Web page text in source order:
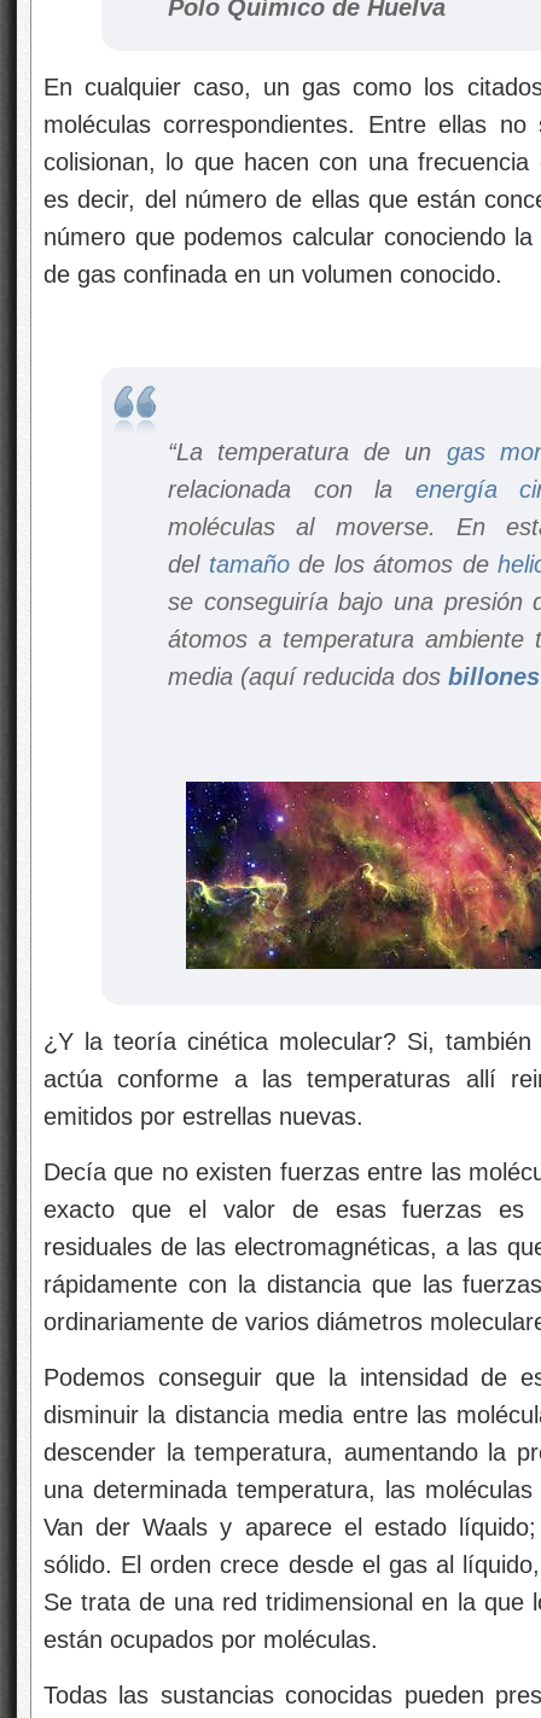
Polo Químico de Huelva
En cualquier caso, un gas como los
moléculas correspondientes. Entre ellas
colisionan, lo que hacen con una
es decir, del número de ellas que están
número que podemos calcular conociendo
de gas confinada en un volumen conocido.
“La temperatura de un gas
relacionada con la energía
moléculas al moverse. En
del tamañode los átomos de
se conseguiría bajo una presión
átomos a temperatura ambiente
media (aquí reducida dos billones
¿Y la teoría cinética molecular? Si,
actúa conforme a las temperaturas allí
emitidos por estrellas nuevas.
Decía que no existen fuerzas entre las
exacto que el valor de esas fuerzas es
residuales de las electromagnéticas, a las
rápidamente con la distancia que las
ordinariamente de varios diámetros
Podemos conseguir que la intensidad de
disminuir la distancia media entre las
descender la temperatura, aumentando la
una determinada temperatura, las
Van der Waals y aparece el estado
sólido. El orden crece desde el gas al
Se trata de una red tridimensional en la que
están ocupados por moléculas.
Todas las sustancias conocidas pueden